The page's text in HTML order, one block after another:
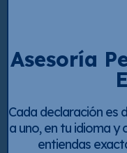
Asesoría
Cada declaración es
a uno, en tu idioma y
entiendas